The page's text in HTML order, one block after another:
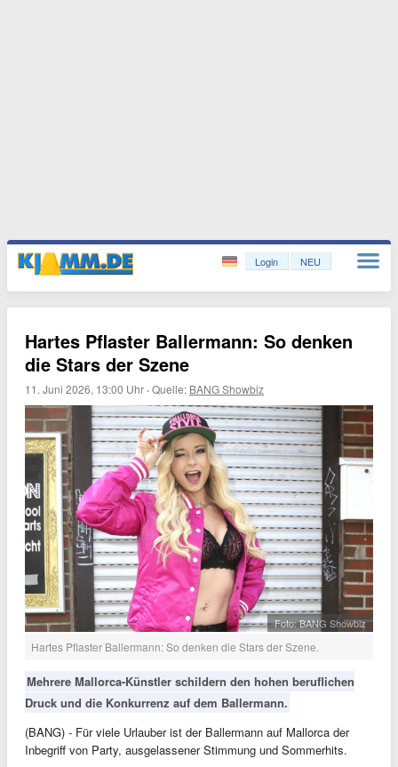
Login NEU
Hartes Pflaster Ballermann: So denken
die Stars der Szene
11. Juni 2026, 13:00 Uhr ·Quelle: BANG Showbiz
Foto: BANG Showbiz
Hartes Pflaster Ballermann: So denken die Stars der Szene.
Mehrere Mallorca-Künstler schildern den hohen beruflichen
Druck und die Konkurrenz auf dem Ballermann.
(BANG) - Für viele Urlauber ist der Ballermann auf Mallorca der
Inbegriff von Party, ausgelassener Stimmung und Sommerhits.